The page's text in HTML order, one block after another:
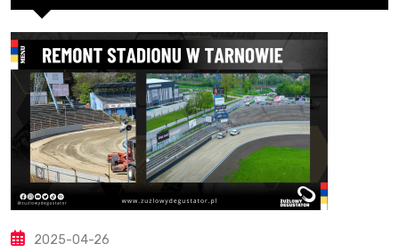
2025-04-26